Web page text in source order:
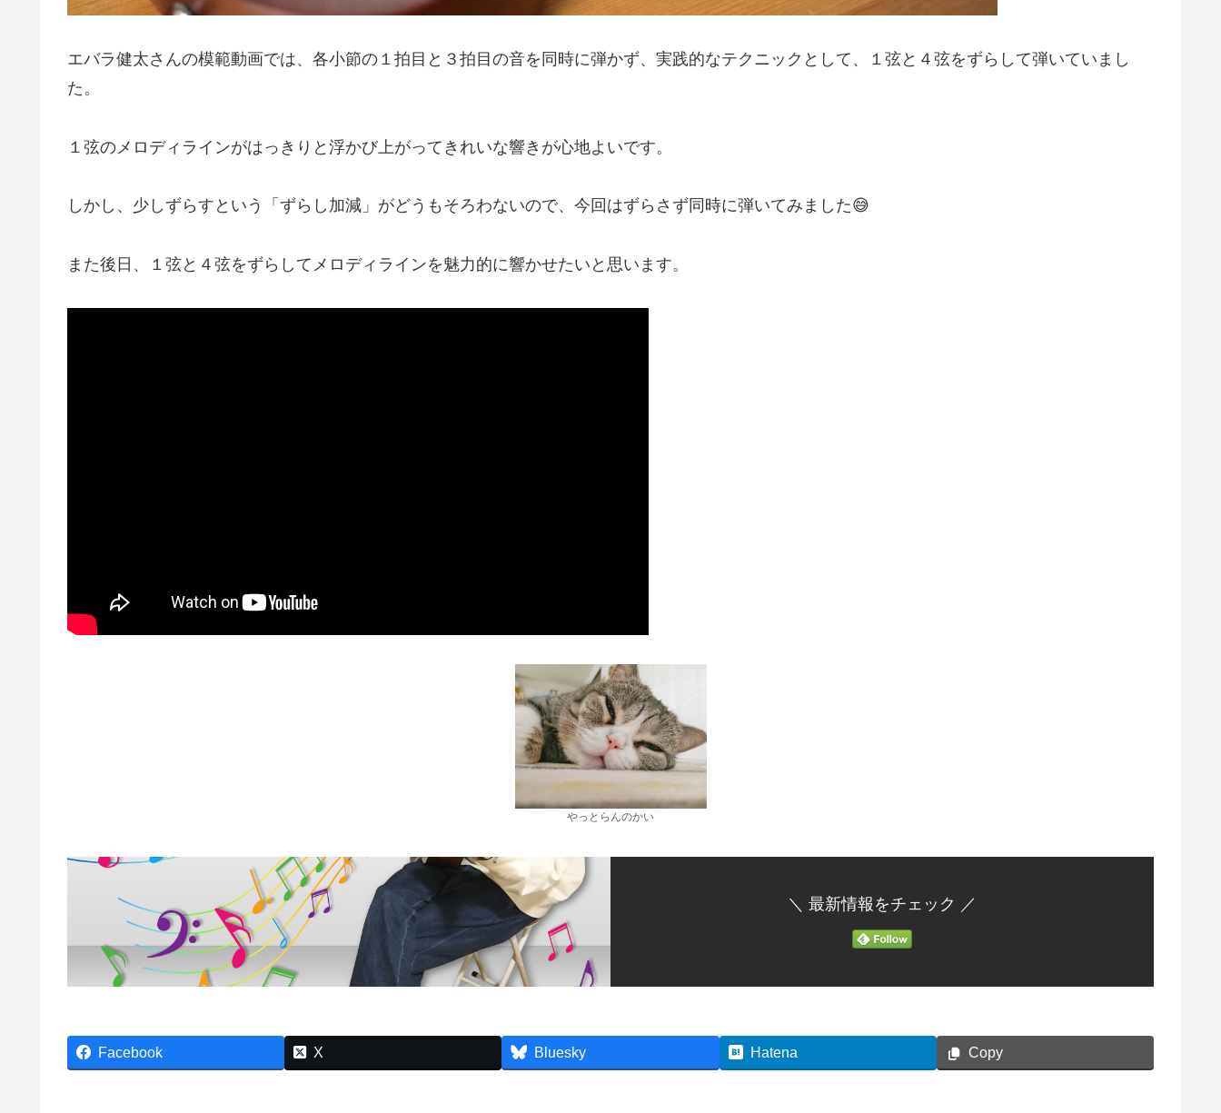
エバラ健太さんの模範動画では、各小節の１拍目と３拍目の音を同時に弾かず、実践的なテクニックとして、１弦と４弦をずらして弾いていまし
た。
１弦のメロディラインがはっきりと浮かび上がってきれいな響きが心地よいです。
しかし、少しずらすという「ずらし加減」がどうもそろわないので、今回はずらさず同時に弾いてみました😅
また後日、１弦と４弦をずらしてメロディラインを魅力的に響かせたいと思います。
やっとらんのかい
＼ 最新情報をチェック ／
Facebook X Bluesky Hatena Copy